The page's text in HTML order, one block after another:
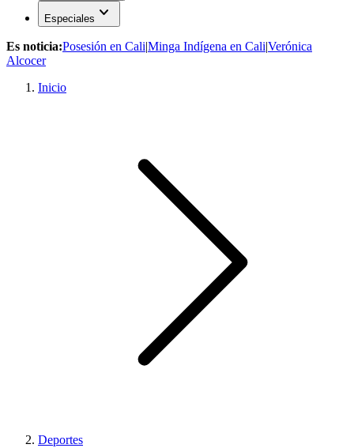
Especiales expand_more
Es noticia:Posesión en Cali|Minga Indígena en Cali|Verónica
Alcocer
Inicio
Deportes